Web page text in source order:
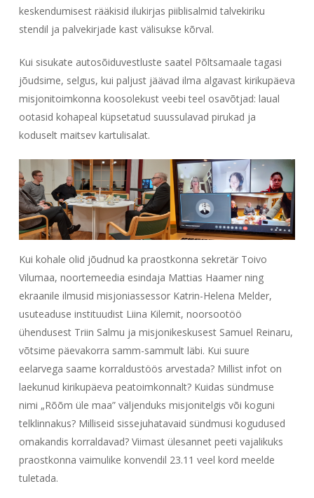
keskendumisest rääkisid ilukirjas piiblisalmid talvekiriku
stendil ja palvekirjade kast välisukse kõrval.
Kui sisukate autosõiduvestluste saatel Põltsamaale tagasi
jõudsime, selgus, kui paljust jäävad ilma algavast kirikupäeva
misjonitoimkonna koosolekust veebi teel osavõtjad: laual
ootasid kohapeal küpsetatud suussulavad pirukad ja
koduselt maitsev kartulisalat.
Kui kohale olid jõudnud ka praostkonna sekretär Toivo
Vilumaa, noortemeedia esindaja Mattias Haamer ning
ekraanile ilmusid misjoniassessor Katrin-Helena Melder,
usuteaduse instituudist Liina Kilemit, noorsootöö
ühendusest Triin Salmu ja misjonikeskusest Samuel Reinaru,
võtsime päevakorra samm-sammult läbi. Kui suure
eelarvega saame korraldustöös arvestada? Millist infot on
laekunud kirikupäeva peatoimkonnalt? Kuidas sündmuse
nimi „Rõõm üle maa” väljenduks misjonitelgis või koguni
telklinnakus? Milliseid sissejuhatavaid sündmusi kogudused
omakandis korraldavad? Viimast ülesannet peeti vajalikuks
praostkonna vaimulike konvendil 23.11 veel kord meelde
tuletada.